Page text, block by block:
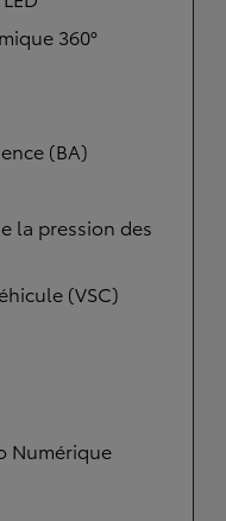
360°
(BA)
la pression des
(VSC)
Numérique